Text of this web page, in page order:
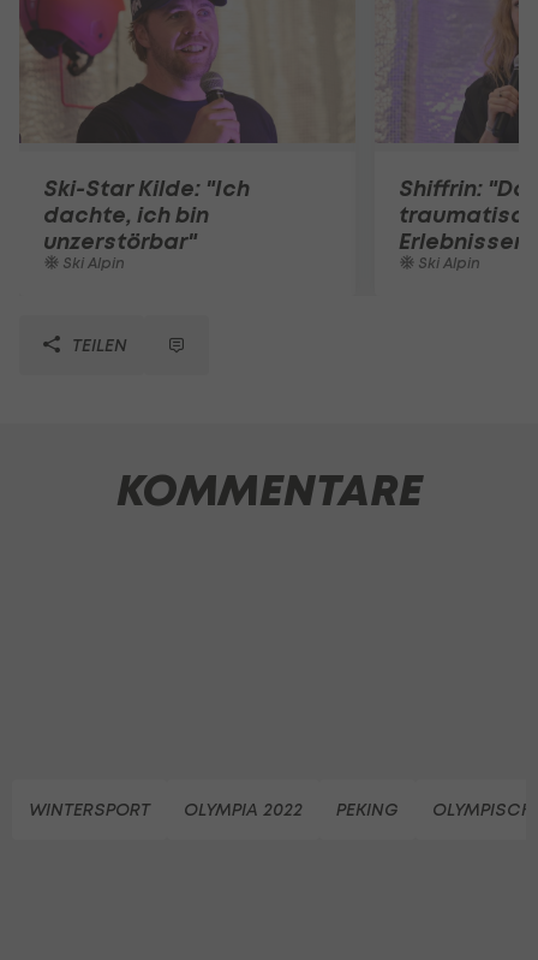
Ski-Star Kilde: "Ich
dachte, ich bin
unzerstörbar"
Ski Alpin
Shiffrin:
Erlebnissen
Ski Alpin
TEILEN
KOMMENTARE
WINTERSPORT OLYMPIA 2022 PEKING